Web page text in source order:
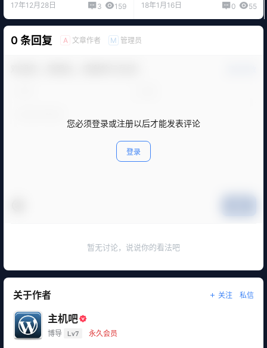
17年12月28日 3 159 18年1月16日 0 55
0 条回复 A 文章作者 M 管理员
您必须登录或注册以后才能发表评论
登录
暂无讨论，说说你的看法吧
关于作者 关注 私信
主机吧
博导 Lv7 永久会员